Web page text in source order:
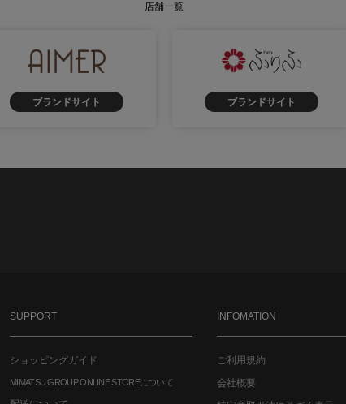
店舗一覧
ブランドサイト ブランドサイト
SUPPORT
ショッピングガイド
MIMATSU GROUP ONLINE STOREについて
INFOMATION
ご利用規約
会社概要